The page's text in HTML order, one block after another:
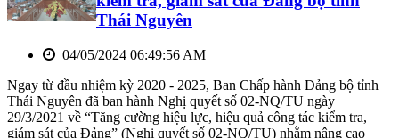
Thái Nguyên
04/05/2024 06:49:56 AM
Ngay từ đầu nhiệm kỳ 2020 - 2025, Ban Chấp hành Đảng bộ tỉnh
Thái Nguyên đã ban hành Nghị quyết số 02-NQ/TU ngày
29/3/2021 về “Tăng cường hiệu lực, hiệu quả công tác kiểm tra,
giám sát của Đảng” (Nghị quyết số 02-NQ/TU) nhằm nâng cao